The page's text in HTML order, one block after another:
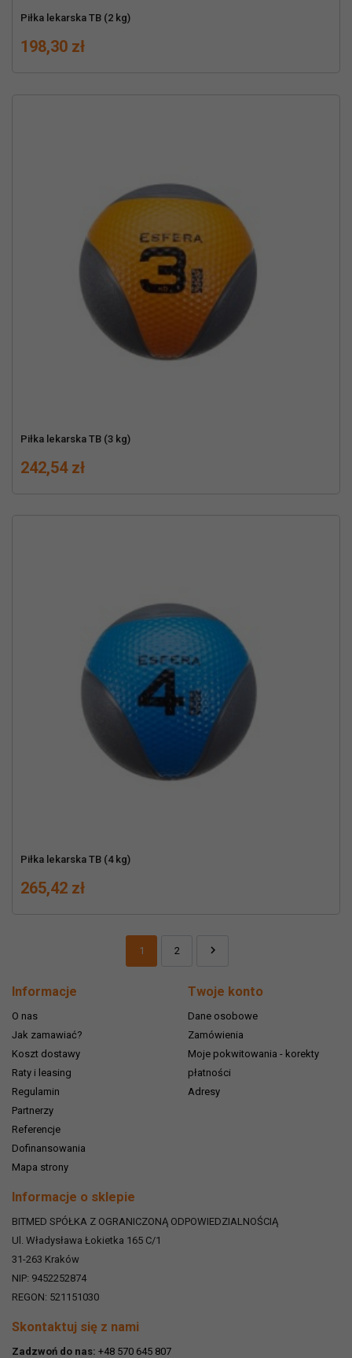
Piłka lekarska TB (2 kg)
Cena
198,30 zł
Piłka lekarska TB (3 kg)
Cena
242,54 zł
Piłka lekarska TB (4 kg)
Cena
265,42 zł
1 2 Dalej

Informacje
O nas
Jak zamawiać?
Koszt dostawy
Raty i leasing
Regulamin
Partnerzy
Referencje
Dofinansowania
Mapa strony
Twoje konto
Dane osobowe
Zamówienia
Moje pokwitowania - korekty
płatności
Adresy
Informacje o sklepie
BITMED SPÓŁKA Z OGRANICZONĄ ODPOWIEDZIALNOŚCIĄ
Ul. Władysława Łokietka 165 C/1
31-263 Kraków
NIP: 9452252874
REGON: 521151030
Skontaktuj się z nami
Zadzwoń do nas: +48 570 645 807